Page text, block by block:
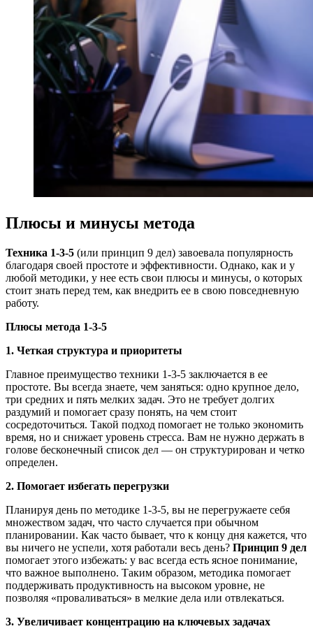
Плюсы и минусы метода
Техника 1-3-5 (или принцип 9 дел) завоевала популярность
благодаря своей простоте и эффективности. Однако, как и у
любой методики, у нее есть свои плюсы и минусы, о которых
стоит знать перед тем, как внедрить ее в свою повседневную
работу.
Плюсы метода 1-3-5
1. Четкая структура и приоритеты
Главное преимущество техники 1-3-5 заключается в ее
простоте. Вы всегда знаете, чем заняться: одно крупное дело,
три средних и пять мелких задач. Это не требует долгих
раздумий и помогает сразу понять, на чем стоит
сосредоточиться. Такой подход помогает не только экономить
время, но и снижает уровень стресса. Вам не нужно держать в
голове бесконечный список дел — он структурирован и четко
определен.
2. Помогает избегать перегрузки
Планируя день по методике 1-3-5, вы не перегружаете себя
множеством задач, что часто случается при обычном
планировании. Как часто бывает, что к концу дня кажется, что
вы ничего не успели, хотя работали весь день? Принцип 9 дел
помогает этого избежать: у вас всегда есть ясное понимание,
что важное выполнено. Таким образом, методика помогает
поддерживать продуктивность на высоком уровне, не
позволяя «проваливаться» в мелкие дела или отвлекаться.
3. Увеличивает концентрацию на ключевых задачах